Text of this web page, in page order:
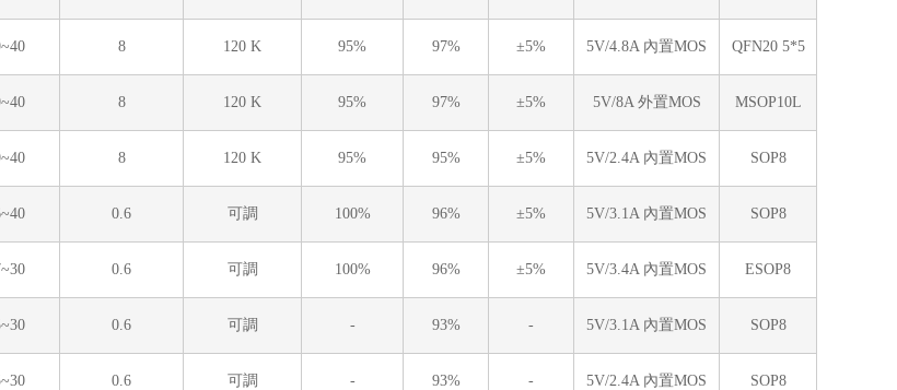
8 120 K 95% 97% ±5% 5V/4.8A 內置MOS QFN20 5*5
8 120 K 95% 97% ±5% 5V/8A 外置MOS MSOP10L
8 120 K 95% 95% ±5% 5V/2.4A 內置MOS SOP8
0.6 可調 100% 96% ±5% 5V/3.1A 內置MOS SOP8
0.6 可調 100% 96% ±5% 5V/3.4A 內置MOS ESOP8
0.6 可調 - 93% - 5V/3.1A 內置MOS SOP8
0.6 可調 - 93% - 5V/2.4A 內置MOS SOP8